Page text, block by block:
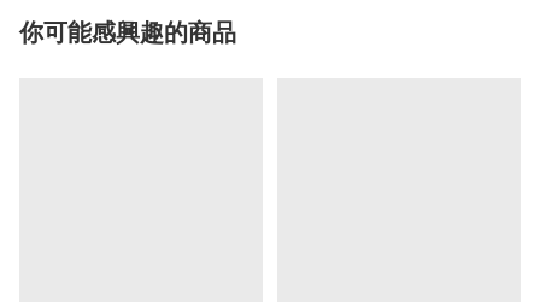
你可能感興趣的商品